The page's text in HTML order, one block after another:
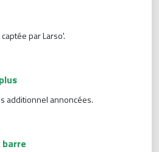
par Larso'.
additionnel annoncées.